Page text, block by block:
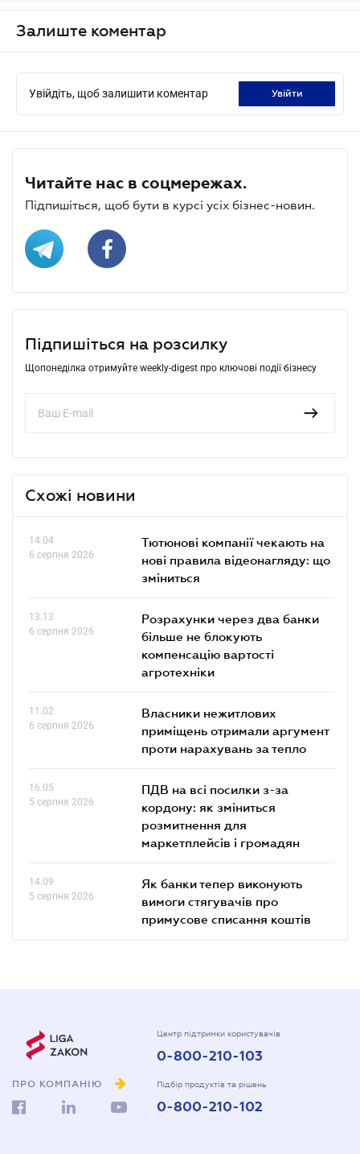
Залиште коментар
Увійдіть, щоб залишити коментар увійти
Читайте нас в соцмережах.
Підпишіться, щоб бути в курсі усіх бізнес-новин.
Підпишіться на розсилку
Щопонеділка отримуйте weekly-digest про ключові події бізнесу
Схожі новини
14.04
6 серпня 2026
Тютюнові компанії чекають на
нові правила відеонагляду: що
зміниться
13.13
6 серпня 2026
Розрахунки через два банки
більше не блокують
компенсацію вартості
агротехніки
11.02
6 серпня 2026
Власники нежитлових
приміщень отримали аргумент
проти нарахувань за тепло
16.05
5 серпня 2026
ПДВ на всі посилки з-за
кордону: як зміниться
розмитнення для
маркетплейсів і громадян
14.09
5 серпня 2026
Як банки тепер виконують
вимоги стягувачів про
примусове списання коштів
ПРО КОМПАНІЮ
Центр підтримки користувачів
0-800-210-103
Підбір продуктів та рішень
0-800-210-102